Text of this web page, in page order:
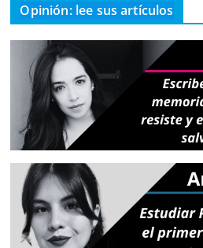
Opinión: lee sus artículos